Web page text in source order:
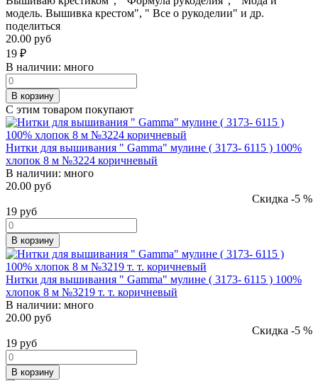
модель. Вышивка крестом", " Все о рукоделии" и др.
поделиться
20.00 руб
19 ₽
В наличии: много
В корзину
С этим товаром покупают
Нитки для вышивания " Gamma" мулине ( 3173- 6115 ) 100%
хлопок 8 м №3224 коричневый
В наличии: много
20.00 руб
Скидка -5 %
19 руб
В корзину
Нитки для вышивания " Gamma" мулине ( 3173- 6115 ) 100%
хлопок 8 м №3219 т. т. коричневый
В наличии: много
20.00 руб
Скидка -5 %
19 руб
В корзину